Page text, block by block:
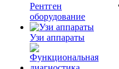
Рентген
оборудование
Узи аппараты